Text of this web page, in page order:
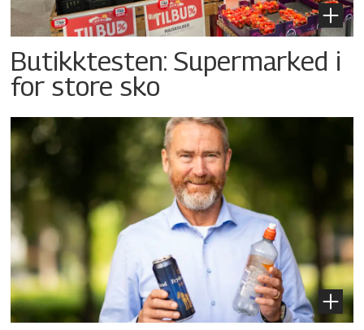
Butikktesten: Supermarked i
for store sko